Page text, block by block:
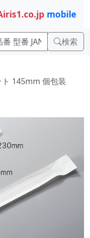
mobile
検索
145mm 個包装